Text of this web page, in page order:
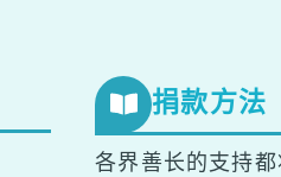
捐款方法
各界善长的支持